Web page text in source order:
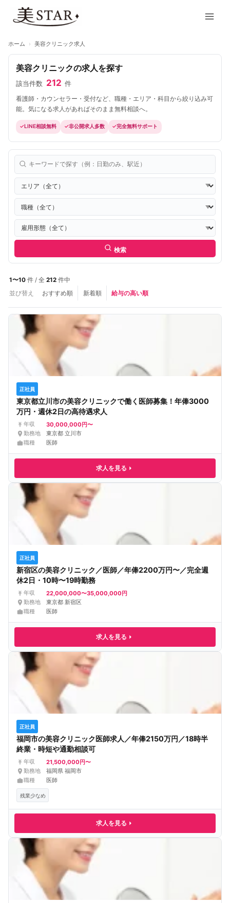
ホーム › 美容クリニック求人
美容クリニックの求人を探す
該当件数 212 件
看護師・カウンセラー・受付など、職種・エリア・科目から絞り込み可
能。気になる求人があればそのまま無料相談へ。
LINE相談無料 非公開求人多数 完全無料サポート
検索
1〜10件 / 全 212件中
並び替え
おすすめ順 新着順 給与の高い順
正社員
東京都立川市の美容クリニックで働く医師募集！年俸3000
万円・週休2日の高待遇求人
年収 30,000,000円〜
勤務地
東京都 立川市
職種
医師
求人を見る
正社員
新宿区の美容クリニック／医師／年俸2200万円〜／完全週
休2日・10時〜19時勤務
年収 22,000,000〜35,000,000円
勤務地
東京都 新宿区
職種
医師
求人を見る
正社員
福岡市の美容クリニック医師求人／年俸2150万円／18時半
終業・時短や通勤相談可
年収 21,500,000円〜
勤務地
福岡県 福岡市
職種
医師
残業少なめ
求人を見る